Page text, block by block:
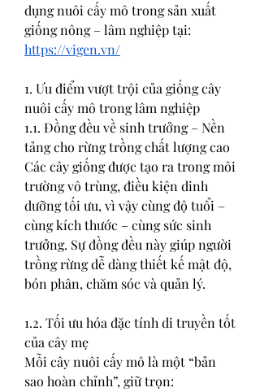
dụng nuôi cấy mô trong sản xuất
https://vigen.vn/
1. Ưu điểm vượt trội của giống cây
nuôi cấy mô trong lâm nghiệp
1.1. Đồng đều về sinh trưởng – Nền
tảng cho rừng trồng chất lượng cao
Các cây giống được tạo ra trong môi
trường vô trùng, điều kiện dinh
dưỡng tối ưu, vì vậy cùng độ tuổi –
cùng kích thước – cùng sức sinh
trưởng. Sự đồng đều này giúp người
trồng rừng dễ dàng thiết kế mật độ,
bón phân, chăm sóc và quản lý.
1.2. Tối ưu hóa đặc tính di truyền tốt
của cây mẹ
Mỗi cây nuôi cấy mô là một “bản
sao hoàn chỉnh”, giữ trọn: